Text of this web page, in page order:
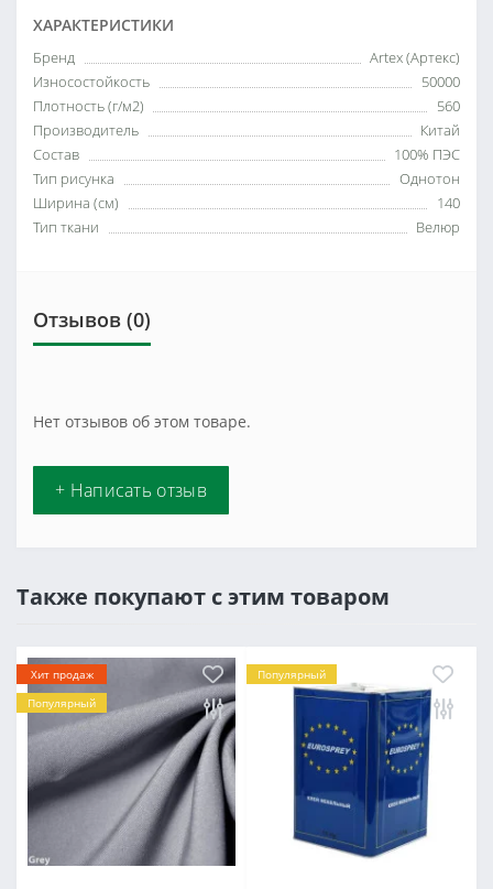
ХАРАКТЕРИСТИКИ
Бренд
Artex (Артекс)
Износостойкость
50000
Плотность (г/м2)
560
Производитель
Китай
Состав
100% ПЭС
Тип рисунка
Однотон
Ширина (см)
140
Тип ткани
Велюр
Отзывов (0)
Нет отзывов об этом товаре.
+ Написать отзыв
Также покупают с этим товаром
Хит продаж
Популярный
Популярный